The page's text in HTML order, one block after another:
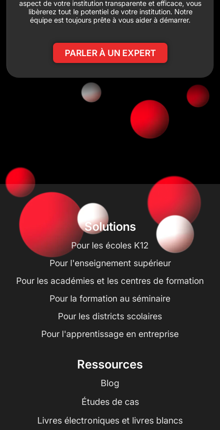
aspect de votre institution transparente et efficace, vous
libèrerez tout le potentiel de votre institution. Notre
équipe est toujours prête à vous aider à démarrer.
PARLER À UN EXPERT
Solutions
Pour les écoles K12
Pour l'enseignement supérieur
Pour les académies et les centres de formation
Pour la formation au séminaire
Pour les districts scolaires
Pour l'apprentissage en entreprise
Ressources
Blog
Études de cas
Livres électroniques et livres blancs